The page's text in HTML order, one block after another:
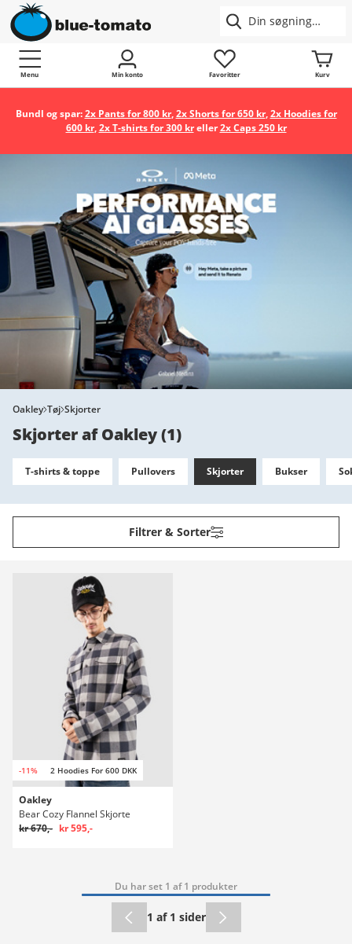
Menu Min konto Favoritter Kurv
Bundl og spar:2x Pants for 800 kr,2x Shorts for 650 kr,2x Hoodies for
600 kr,2x T-shirts for 300 kreller2x Caps 250 kr
Oakley Tøj Skjorter
Skjorter af Oakley(1)
T-shirts & toppe Pullovers Skjorter Bukser
Filtrer & Sorter
-11% 2 Hoodies For 600 DKK
Oakley
Bear Cozy Flannel Skjorte
kr 670,- kr 595,-
Du har set 1 af 1 produkter
1 af 1 sider